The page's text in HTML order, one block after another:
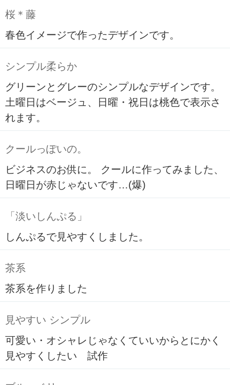
桜＊藤
春色イメージで作ったデザインです。
シンプル柔らか
グリーンとグレーのシンプルなデザインです。
土曜日はベージュ、日曜・祝日は桃色で表示さ
れます。
クールっぽいの。
ビジネスのお供に。 クールに作ってみました、
日曜日が赤じゃないです…(爆)
「淡いしんぷる」
しんぷるで見やすくしました。
茶系
茶系を作りました
見やすい シンプル
可愛い・オシャレじゃなくていいからとにかく
見やすくしたい 試作